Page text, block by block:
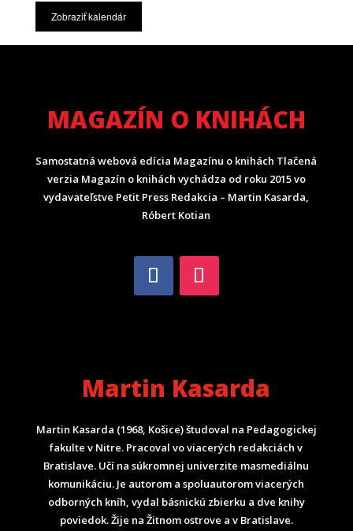
Zobraziť kalendár
MAGAZÍN O KNIHÁCH
Samostatná webová edícia Magazínu o knihách Tlačená
verzia Magazín o knihách vychádza od roku 2015 vo
vydavateľstve Petit Press Redakcia – Martin Kasarda,
Róbert Kotian
Martin Kasarda
Martin Kasarda (1968, Košice) študoval na Pedagogickej
fakulte v Nitre. Pracoval vo viacerých redakciách v
Bratislave. Učí na súkromnej univerzite masmediálnu
komunikáciu. Je autorom a spoluautorom viacerých
odborných kníh, vydal básnickú zbierku a dve knihy
poviedok. Žije na Žitnom ostrove a v Bratislave.